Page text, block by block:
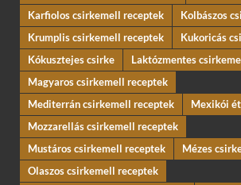
Karfiolos csirkemell receptek
Kolbászos
Krumplis csirkemell receptek
Kukoricás
Kókusztejes csirke
Laktózmentes
Magyaros csirkemell receptek
Mediterrán csirkemell receptek
Mexikói
Mozzarellás csirkemell receptek
Mustáros csirkemell receptek
Mézes
Olaszos csirkemell receptek